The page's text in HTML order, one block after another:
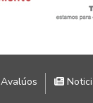
Avalúos